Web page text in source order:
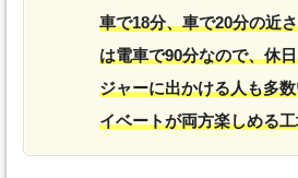
車で18分、車で20分の近
は電車で90分なので、休
ジャーに出かける人も多
イベートが両方楽しめる